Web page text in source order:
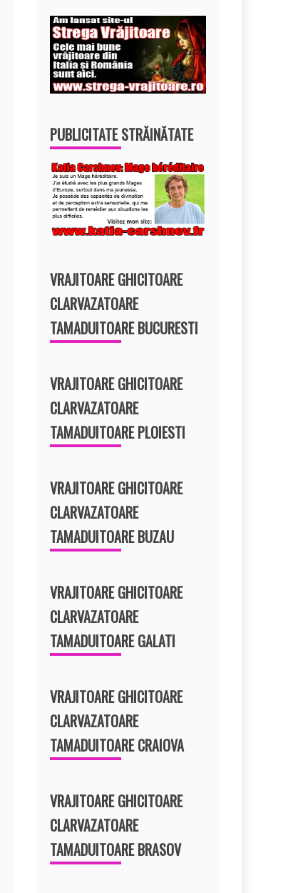
PUBLICITATE STRĂINĂTATE
VRAJITOARE GHICITOARE
CLARVAZATOARE
TAMADUITOARE BUCURESTI
VRAJITOARE GHICITOARE
CLARVAZATOARE
TAMADUITOARE PLOIESTI
VRAJITOARE GHICITOARE
CLARVAZATOARE
TAMADUITOARE BUZAU
VRAJITOARE GHICITOARE
CLARVAZATOARE
TAMADUITOARE GALATI
VRAJITOARE GHICITOARE
CLARVAZATOARE
TAMADUITOARE CRAIOVA
VRAJITOARE GHICITOARE
CLARVAZATOARE
TAMADUITOARE BRASOV